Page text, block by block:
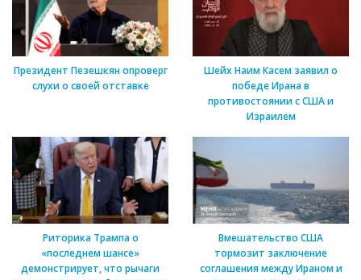
Президент Пезешкян опроверг
слухи о своей отставке
Шейх Наим Касем заявил о
победе Ирана в
противостоянии с США и
Израилем
Риторика Трампа о
«последнем шансе»
демонстрирует, что рычаги
Вмешательство США
тормозит заключение
соглашения между Ираном и